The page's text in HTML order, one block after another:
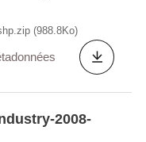
(988.8Ko)
2008-